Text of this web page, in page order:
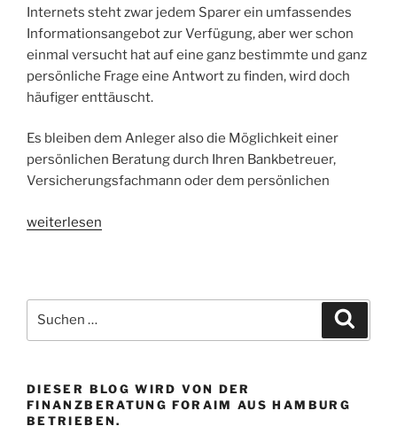
Internets steht zwar jedem Sparer ein umfassendes
Informationsangebot zur Verfügung, aber wer schon
einmal versucht hat auf eine ganz bestimmte und ganz
persönliche Frage eine Antwort zu finden, wird doch
häufiger enttäuscht.
Es bleiben dem Anleger also die Möglichkeit einer
persönlichen Beratung durch Ihren Bankbetreuer,
Versicherungsfachmann oder dem persönlichen
„Altersvorsorge
Geldanlage:
Überzeugendes
Privatpersonen“
weiterlesen
nach:
DIESER BLOG WIRD VON DER
FINANZBERATUNG FORAIM AUS HAMBURG
BETRIEBEN.